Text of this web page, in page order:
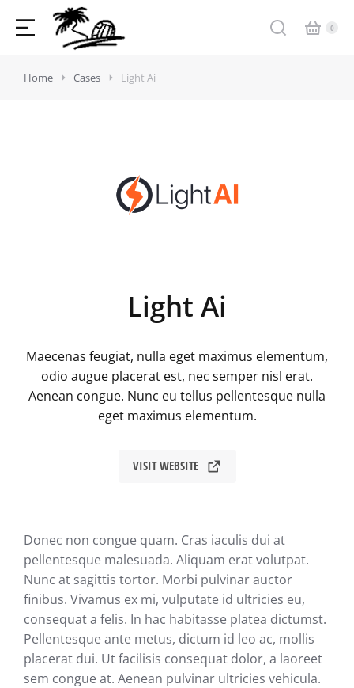
Home Cases Light Ai
Light Ai
Maecenas feugiat, nulla eget maximus elementum,
odio augue placerat est, nec semper nisl erat.
Aenean congue. Nunc eu tellus pellentesque nulla
eget maximus elementum.
VISIT WEBSITE
Donec non congue quam. Cras iaculis dui at
pellentesque malesuada. Aliquam erat volutpat.
Nunc at sagittis tortor. Morbi pulvinar auctor
finibus. Vivamus ex mi, vulputate id ultricies eu,
consequat a felis. In hac habitasse platea dictumst.
Pellentesque ante metus, dictum id leo ac, mollis
placerat dui. Ut facilisis consequat dolor, a laoreet
sem congue at. Aenean pulvinar ultricies vehicula.